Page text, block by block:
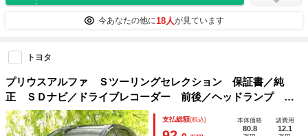
今あなたの他に18人が見ています
トヨタ
プリウスアルファ Ｓツーリングセレクション 保証書／純
正 ＳＤナビ／ドライブレコーダー 前後／ヘッドランプ Ｈ
ＩＤ／Ｂｌｕｅｔｏｏｔｈ接続／ＥＴＣ／ＥＢＤ付ＡＢＳ／横
滑り防止装置／バックモニター／ワンセグＴＶ／ＤＶＤ／禁煙
支払総額(税込) 本体価格
80.8
諸費用
12.1